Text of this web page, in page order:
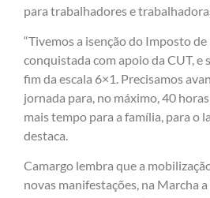
para trabalhadores e
“Tivemos a isenção do Imposto
conquistada com apoio da CUT, e
fim da escala 6×1. Precisamos
jornada para, no máximo, 40
mais tempo para a família, para o
destaca.
Camargo lembra que a
novas manifestações, na Marcha